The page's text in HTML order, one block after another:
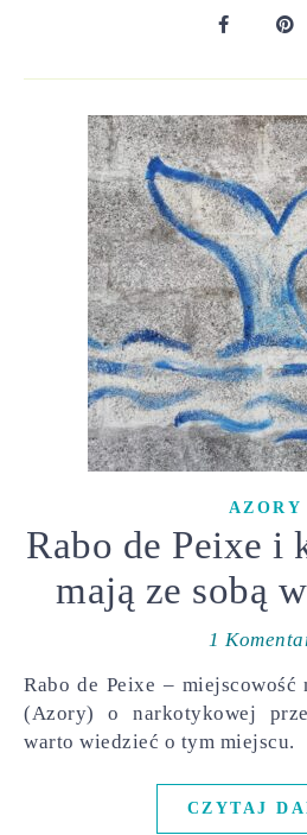
AZORY
Rabo de Peixe i
mają ze sobą
1
Rabo de Peixe –
(Azory) o narkotykowej
warto wiedzieć o tym miejscu.
CZYTAJ